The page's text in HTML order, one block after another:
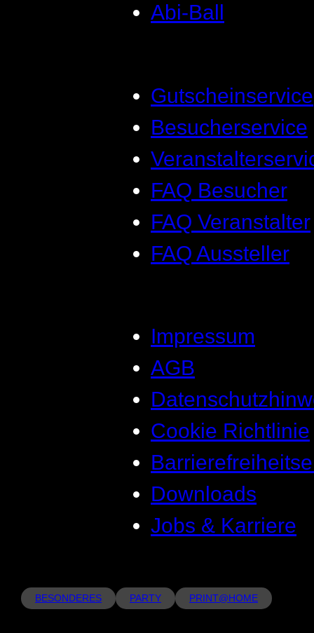
Abi-Ball
Gutscheinservice
Besucherservice
FAQ Besucher
FAQ Veranstalter
FAQ Aussteller
Impressum
AGB
Cookie Richtlinie
Downloads
Jobs & Karriere
BESONDERES PARTY PRINT@HOME